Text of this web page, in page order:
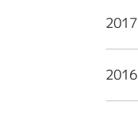
2017
2016